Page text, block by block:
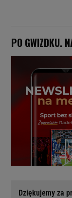
Dziękujemy za